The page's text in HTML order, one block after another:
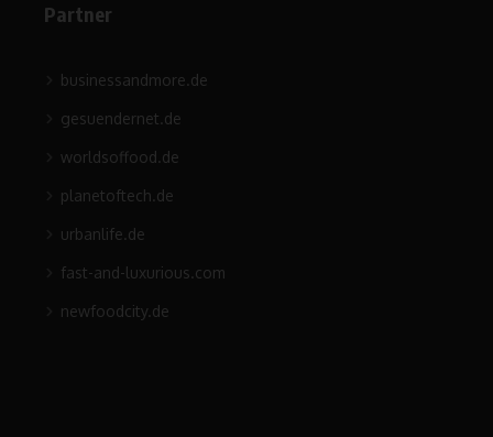
Partner
businessandmore.de
gesuendernet.de
worldsoffood.de
planetoftech.de
urbanlife.de
fast-and-luxurious.com
newfoodcity.de